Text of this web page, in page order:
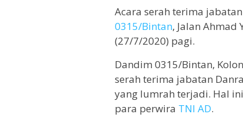
Acara serah terima
0315/Bintan, Jalan Ahmad
(27/7/2020) pagi.
Dandim 0315/Bintan,
serah terima jabatan
yang lumrah terjadi. Hal
para perwira TNI AD.